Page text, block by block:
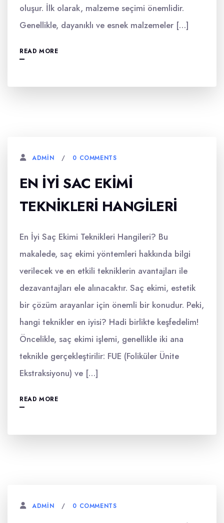
oluşur. İlk olarak, malzeme seçimi önemlidir.
Genellikle, dayanıklı ve esnek malzemeler […]
READ MORE
ADMIN 0 COMMENTS
EN İYI SAC EKIMI
TEKNIKLERI HANGILERI
En İyi Saç Ekimi Teknikleri Hangileri? Bu
makalede, saç ekimi yöntemleri hakkında bilgi
verilecek ve en etkili tekniklerin avantajları ile
dezavantajları ele alınacaktır. Saç ekimi, estetik
bir çözüm arayanlar için önemli bir konudur. Peki,
hangi teknikler en iyisi? Hadi birlikte keşfedelim!
Öncelikle, saç ekimi işlemi, genellikle iki ana
teknikle gerçekleştirilir: FUE (Foliküler Ünite
Ekstraksiyonu) ve […]
READ MORE
ADMIN 0 COMMENTS